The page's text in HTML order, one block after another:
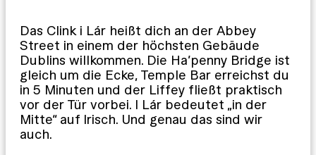
Das Clink i Lár heißt dich an der Abbey
Street in einem der höchsten Gebäude
Dublins willkommen. Die Ha’penny Bridge ist
gleich um die Ecke, Temple Bar erreichst du
in 5 Minuten und der Liffey fließt praktisch
vor der Tür vorbei. I Lár bedeutet „in der
Mitte“ auf Irisch. Und genau das sind wir
auch.